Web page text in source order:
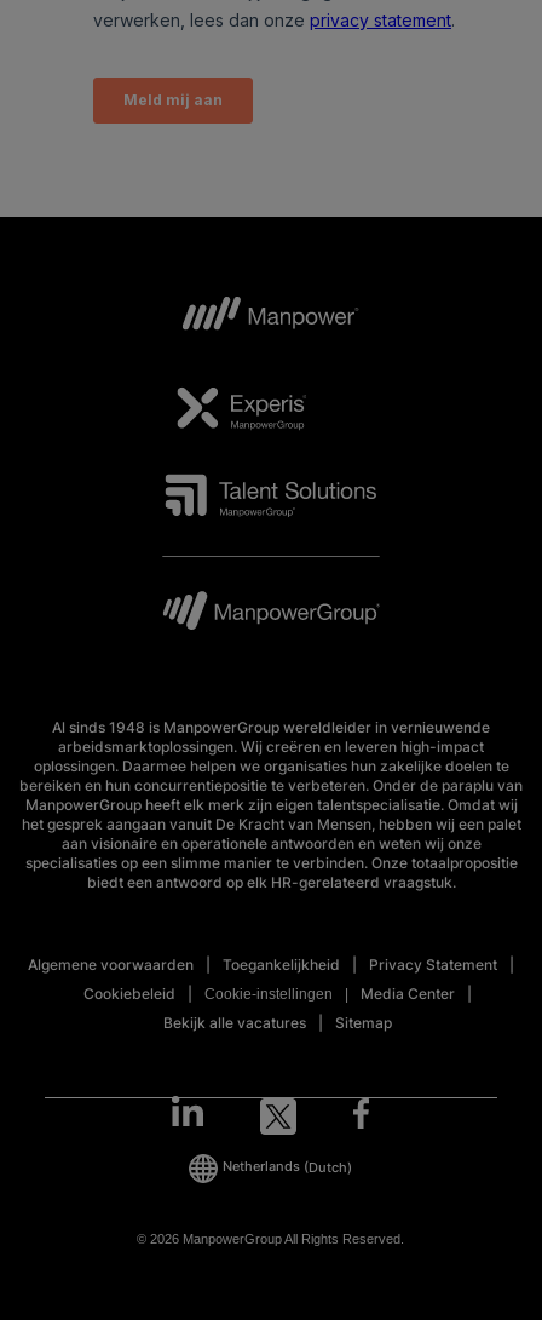
Al sinds 1948 is ManpowerGroup wereldleider in vernieuwende
arbeidsmarktoplossingen. Wij creëren en leveren high-impact
oplossingen. Daarmee helpen we organisaties hun zakelijke doelen te
bereiken en hun concurrentiepositie te verbeteren. Onder de paraplu van
ManpowerGroup heeft elk merk zijn eigen talentspecialisatie. Omdat wij
het gesprek aangaan vanuit De Kracht van Mensen, hebben wij een palet
aan visionaire en operationele antwoorden en weten wij onze
specialisaties op een slimme manier te verbinden. Onze totaalpropositie
biedt een antwoord op elk HR-gerelateerd vraagstuk.
Algemene voorwaarden Toegankelijkheid
Privacy Statement
Cookiebeleid
Cookie-instellingen
Media Center
Bekijk alle vacatures
Sitemap
© 2026 ManpowerGroup All Rights Reserved.
Netherlands (Dutch)